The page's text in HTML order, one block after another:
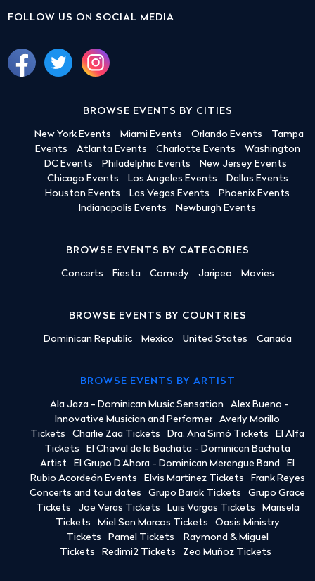
FOLLOW US ON SOCIAL MEDIA
BROWSE EVENTS BY CITIES
New York Events Miami Events Orlando Events
Tampa
Events
Atlanta Events Charlotte Events
Washington
DC Events
Philadelphia Events
New Jersey Events
Chicago Events
Los Angeles Events
Dallas Events
Houston Events
Las Vegas Events
Phoenix Events
Indianapolis Events
Newburgh Events
BROWSE EVENTS BY CATEGORIES
Concerts Fiesta Comedy Jaripeo Movies
BROWSE EVENTS BY COUNTRIES
Dominican Republic Mexico United States Canada
BROWSE EVENTS BY ARTIST
Ala Jaza - Dominican Music Sensation
Alex Bueno -
Innovative Musician and Performer
Averly Morillo
Tickets
Charlie Zaa Tickets Dra. Ana Simó Tickets
El Alfa
Tickets
El Chaval de la Bachata - Dominican Bachata
Artist
El Grupo D'Ahora - Dominican Merengue Band
El
Rubio Acordeón Events
Elvis Martinez Tickets
Frank Reyes
Concerts and tour dates
Grupo Barak Tickets
Grupo Grace
Tickets
Joe Veras Tickets Luis Vargas Tickets
Marisela
Tickets
Miel San Marcos Tickets
Oasis Ministry
Tickets
Pamel Tickets
Raymond & Miguel
Tickets
Redimi2 Tickets Zeo Muñoz Tickets